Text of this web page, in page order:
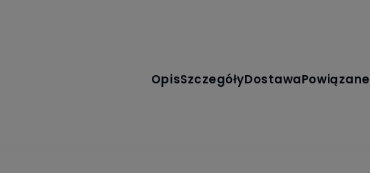
OpisSzczegółyDostawaPowiązane